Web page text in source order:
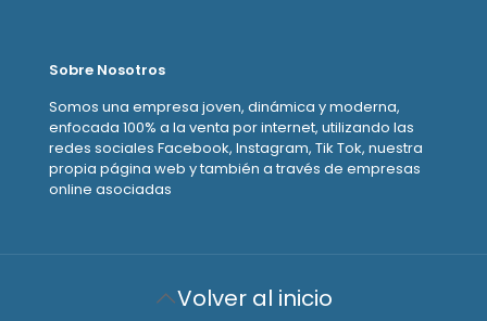
Sobre Nosotros
Somos una empresa joven, dinámica y moderna,
enfocada 100% a la venta por internet, utilizando las
redes sociales Facebook, Instagram, Tik Tok, nuestra
propia página web y también a través de empresas
online asociadas
Volver al inicio